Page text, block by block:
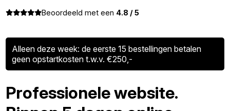
Beoordeeld met een 4.8 / 5
Alleen deze week: de eerste 15 bestellingen betalen
geen opstartkosten t.w.v. €250,-
Professionele website.